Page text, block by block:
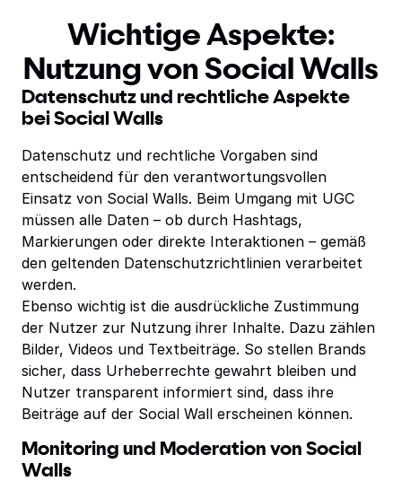
Wichtige Aspekte:
Nutzung von Social Walls
Datenschutz und rechtliche Aspekte
bei Social Walls
Datenschutz und rechtliche Vorgaben sind
entscheidend für den verantwortungsvollen
Einsatz von Social Walls. Beim Umgang mit UGC
müssen alle Daten – ob durch Hashtags,
Markierungen oder direkte Interaktionen – gemäß
den geltenden Datenschutzrichtlinien verarbeitet
werden.
Ebenso wichtig ist die ausdrückliche Zustimmung
der Nutzer zur Nutzung ihrer Inhalte. Dazu zählen
Bilder, Videos und Textbeiträge. So stellen Brands
sicher, dass Urheberrechte gewahrt bleiben und
Nutzer transparent informiert sind, dass ihre
Beiträge auf der Social Wall erscheinen können.
Monitoring und Moderation von Social
Walls